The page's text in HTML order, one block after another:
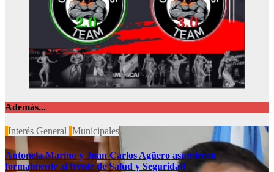
Además...
Interés General Municipales
Antonela Marino y Juan Carlos Agüero asumieron
formalmente al frente de Salud y Seguridad